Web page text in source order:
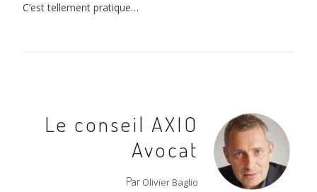
C’est tellement pratique…
Le conseil AXIO
Avocat
Par Olivier Baglio